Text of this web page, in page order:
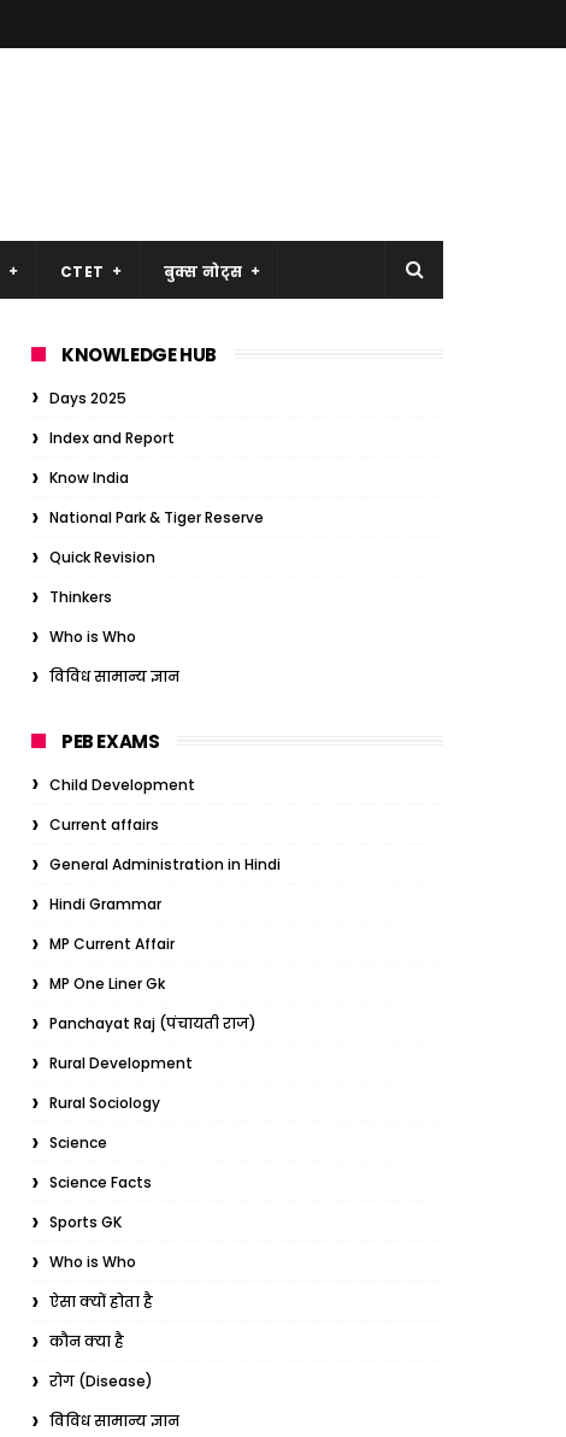
CTET बुक्स नोट्स
KNOWLEDGE HUB
Days 2025
Index and Report
Know India
National Park & Tiger Reserve
Quick Revision
Thinkers
Who is Who
विविध सामान्य ज्ञान
PEB EXAMS
Child Development
Current affairs
General Administration in Hindi
Hindi Grammar
MP Current Affair
MP One Liner Gk
Panchayat Raj (पंचायती राज)
Rural Development
Rural Sociology
Science
Science Facts
Sports GK
Who is Who
ऐसा क्यों होता है
कौन क्या है
रोग (Disease)
विविध सामान्य ज्ञान